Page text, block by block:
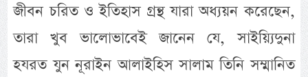
জীবন চরিত ও ইতিহাস গ্রন্থ যারা অধ্যয়ন করেছেন,
তারা খুব ভালোভাবেই জানেন যে, সাইয়্যিদুনা
হযরত যুন নূরাইন আলাইহিস সালাম তিনি সম্মানিত